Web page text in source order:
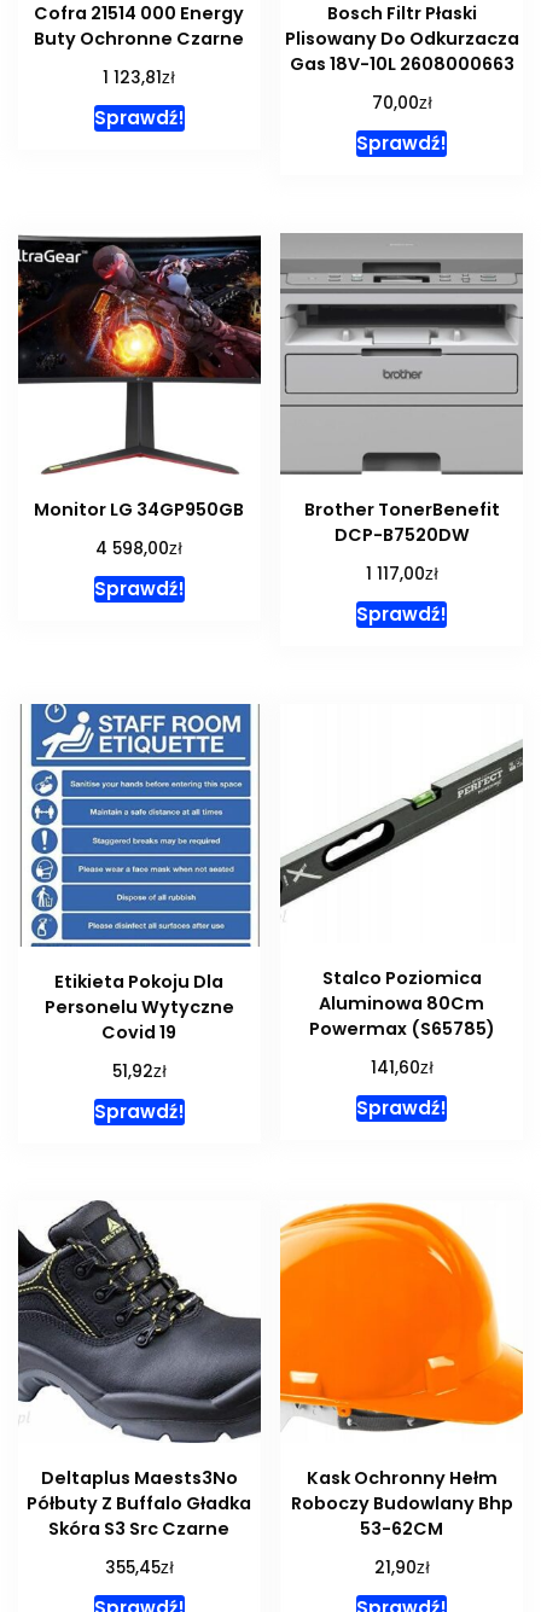
Cofra 21514 000 Energy
Buty Ochronne Czarne
1 123,81zł
Sprawdź!
Bosch Filtr Płaski
Plisowany Do Odkurzacza
Gas 18V-10L 2608000663
70,00zł
Sprawdź!
Monitor LG 34GP950GB
4 598,00zł
Sprawdź!
Brother TonerBenefit
DCP-B7520DW
1 117,00zł
Sprawdź!
Etikieta Pokoju Dla
Personelu Wytyczne
Covid 19
51,92zł
Sprawdź!
Stalco Poziomica
Aluminowa 80Cm
Powermax (S65785)
141,60zł
Sprawdź!
Deltaplus Maests3No
Półbuty Z Buffalo Gładka
Skóra S3 Src Czarne
355,45zł
Kask Ochronny Hełm
Roboczy Budowlany Bhp
53-62CM
21,90zł